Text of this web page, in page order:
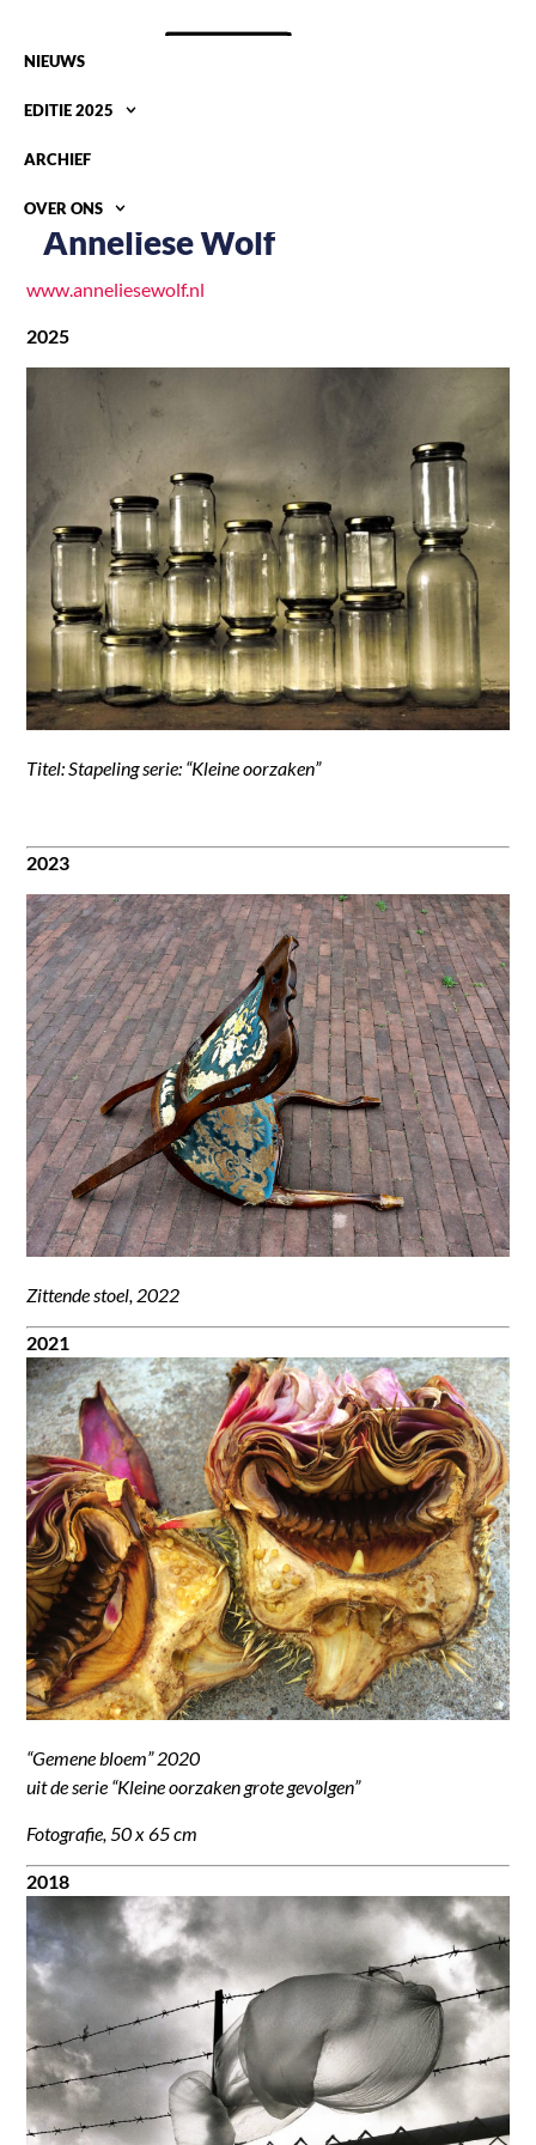
NIEUWS
EDITIE 2025
ARCHIEF
OVER ONS
Anneliese Wolf
www.anneliesewolf.nl
2025
Titel: Stapeling serie: “Kleine oorzaken”
2023
Zittende stoel, 2022
2021
“Gemene bloem” 2020
uit de serie “Kleine oorzaken grote gevolgen”
Fotografie, 50 x 65 cm
2018